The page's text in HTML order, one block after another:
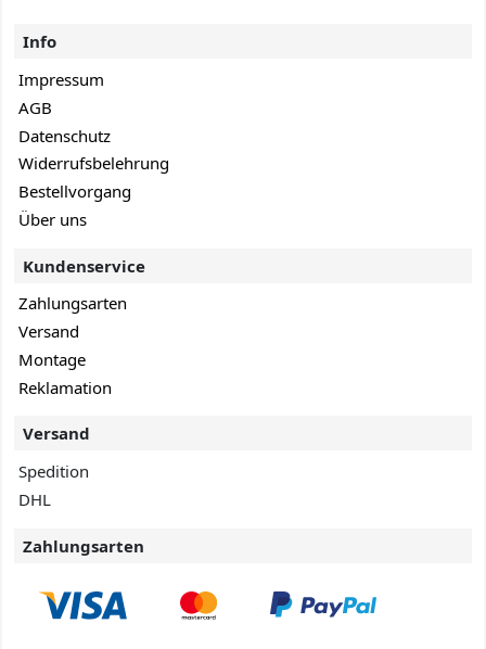
Info
Impressum
AGB
Datenschutz
Widerrufsbelehrung
Bestellvorgang
Über uns
Kundenservice
Zahlungsarten
Versand
Montage
Reklamation
Versand
Spedition
DHL
Zahlungsarten